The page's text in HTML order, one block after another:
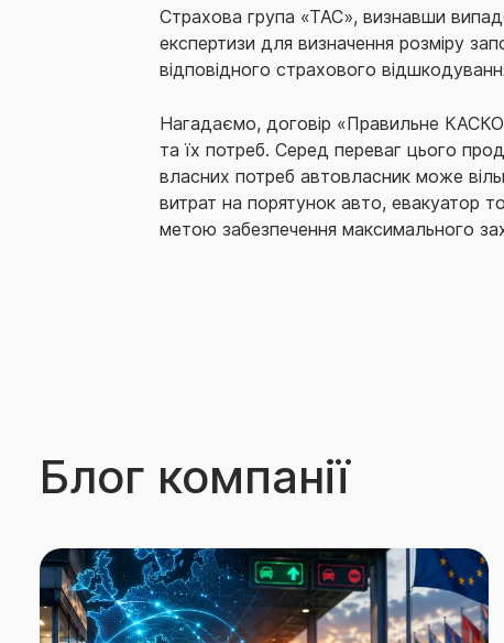
Страхова група «ТАС», визнавши
експертизи для визначення розміру
відповідного страхового
Нагадаємо, договір «Правильне
та їх потреб. Серед переваг цього
власних потреб автовласник може
витрат на порятунок авто, евакуатор
метою забезпечення максимального
Блог компанії